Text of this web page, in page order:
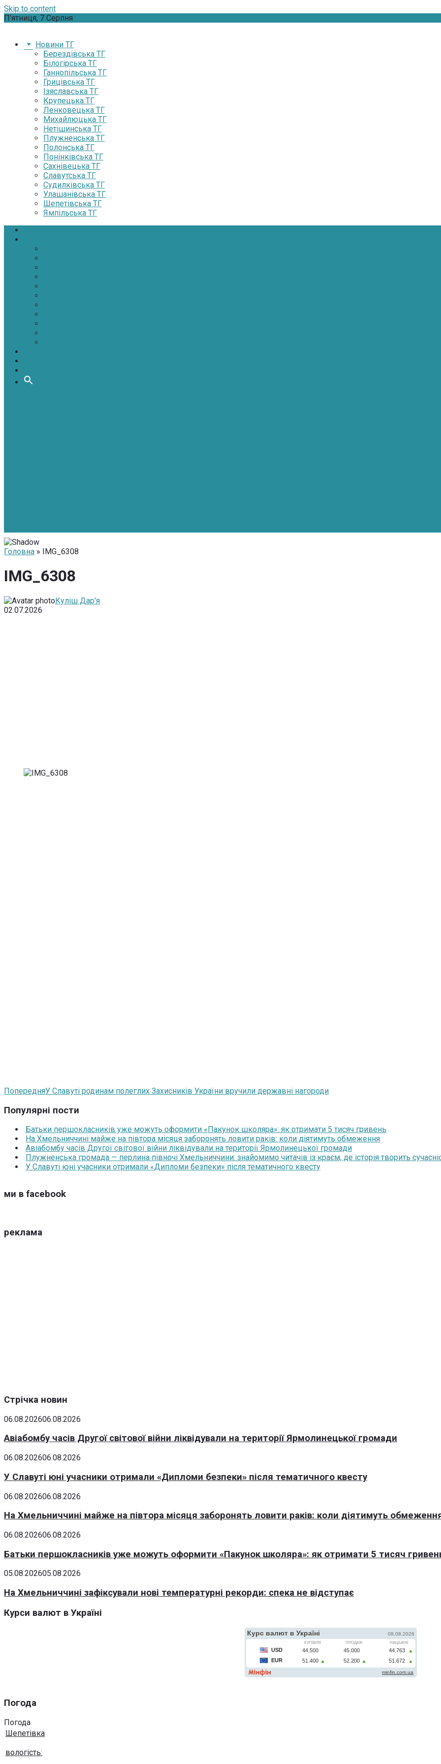
Skip to content
П’ятниця, 7 Серпня
Новини ТГ
Берездівська ТГ
Білогірська ТГ
Ганнопільська ТГ
Грицівська ТГ
Ізяславська ТГ
Крупецька ТГ
Ленковецька ТГ
Михайлюцька ТГ
Нетішинська ТГ
Плужненська ТГ
Полонська ТГ
Понінківська ТГ
Сахнівецька ТГ
Славутська ТГ
Судилківська ТГ
Улашанівська ТГ
Шепетівська ТГ
Ямпільська ТГ
Головна » IMG_6308
IMG_6308
Куліш Дар'я
02.07.2026
ПопередняУ Славуті родинам полеглих Захисників України вручили державні нагороди
Популярні пости
Батьки першокласників уже можуть оформити «Пакунок школяра»: як отримати 5 тисяч гривень
На Хмельниччині майже на півтора місяця заборонять ловити раків: коли діятимуть обмеження
Авіабомбу часів Другої світової війни ліквідували на території Ярмолинецької громади
Плужненська громада — перлина півночі Хмельниччини: знайомимо читачів із краєм, де історія творить
У Славуті юні учасники отримали «Дипломи безпеки» після тематичного квесту
ми в facebook
реклама
Стрічка новин
06.08.202606.08.2026
Авіабомбу часів Другої світової війни ліквідували на території Ярмолинецької громади
06.08.202606.08.2026
У Славуті юні учасники отримали «Дипломи безпеки» після тематичного квесту
06.08.202606.08.2026
На Хмельниччині майже на півтора місяця заборонять ловити раків: коли діятимуть
06.08.202606.08.2026
Батьки першокласників уже можуть оформити «Пакунок школяра»: як отримати 5 тисяч
05.08.202605.08.2026
На Хмельниччині зафіксували нові температурні рекорди: спека не відступає
Курси валют в Україні
Погода
Погода
Шепетівка
вологість: